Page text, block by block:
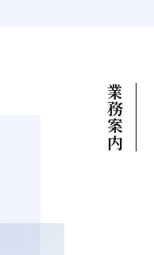
業務案内